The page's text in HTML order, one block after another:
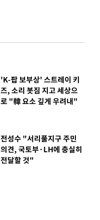
'K-팝 보부상' 스트레이 키
즈, 소리 봇짐 지고 세상으
로 "韓 요소 깊게 우려내"
전성수 "서리풀지구 주민
의견, 국토부·LH에 충실히
전달할 것"